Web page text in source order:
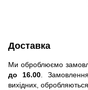
Доставка
Ми оброблюємо
до 16.00.
вихідних,